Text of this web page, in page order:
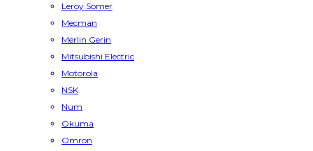
Leroy Somer
Mecman
Merlin Gerin
Mitsubishi Electric
Motorola
NSK
Num
Okuma
Omron